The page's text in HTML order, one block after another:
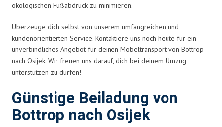
ökologischen Fußabdruck zu minimieren.
Überzeuge dich selbst von unserem umfangreichen und
kundenorientierten Service. Kontaktiere uns noch heute für ein
unverbindliches Angebot für deinen Möbeltransport von Bottrop
nach Osijek. Wir freuen uns darauf, dich bei deinem Umzug
unterstützen zu dürfen!
Günstige Beiladung von
Bottrop nach Osijek